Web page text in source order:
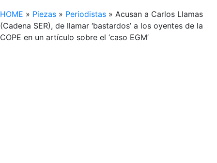
HOME » Piezas » Periodistas » Acusan a Carlos Llamas
(Cadena SER), de llamar ‘bastardos’ a los oyentes de la
COPE en un artículo sobre el ‘caso EGM’